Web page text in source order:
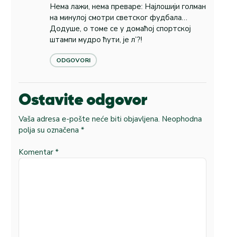
Нема лажи, нема преваре: Најлошији голман
на минулој смотри светског фудбала…
Додуше, о томе се у домаћој спортској
штампи мудро ћути, је л’?!
ODGOVORI
Ostavite odgovor
Vaša adresa e-pošte neće biti objavljena. Neophodna
polja su označena *
Komentar *